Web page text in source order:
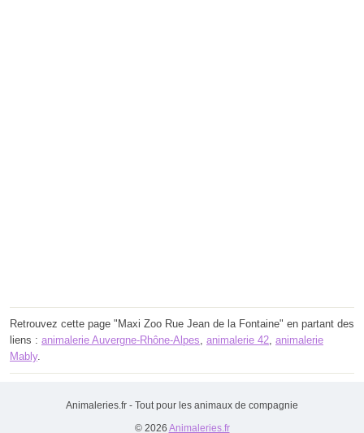
Retrouvez cette page "Maxi Zoo Rue Jean de la Fontaine" en partant des
liens : animalerie Auvergne-Rhône-Alpes animalerie 42 animalerie
Mably.
Animaleries.fr - Tout pour les animaux de compagnie
© 2026 Animaleries.fr